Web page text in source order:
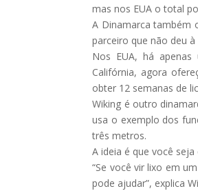
mas nos EUA o total
A Dinamarca também
parceiro que não deu
Nos EUA, há
Califórnia, agora
obter 12 semanas de
Wiking é outro
usa o exemplo dos
três metros.
A ideia é que você
“Se você vir lixo em
pode ajudar”, explica